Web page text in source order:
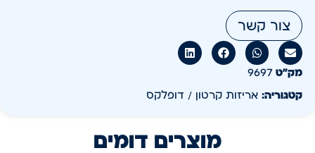
צור קשר
מק״ט 9697
קטגוריה: אריזות קרטון / דופלקס
מוצרים דומים